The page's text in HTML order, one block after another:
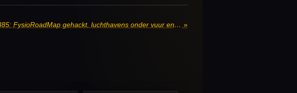
NB385: FysioRoadMap gehackt, luchthavens onder vuur en de spionagezaak van twee tieners »